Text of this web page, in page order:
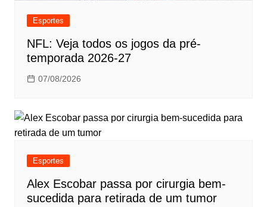
Esportes
NFL: Veja todos os jogos da pré-
temporada 2026-27
07/08/2026
Esportes
Alex Escobar passa por cirurgia bem-
sucedida para retirada de um tumor